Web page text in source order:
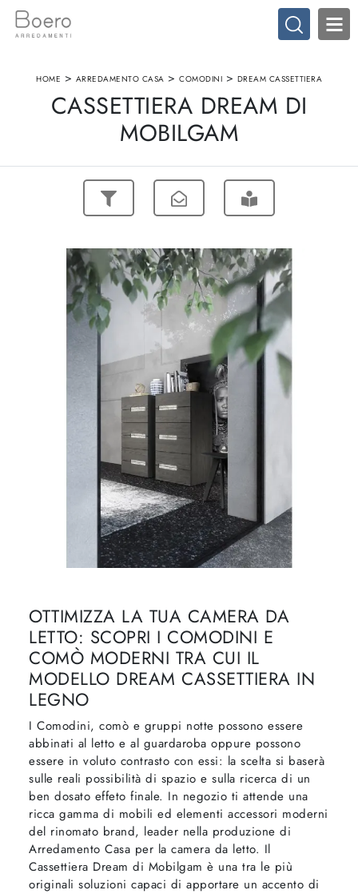
HOME > ARREDAMENTO CASA > COMODINI > DREAM CASSETTIERA
CASSETTIERA DREAM DI
MOBILGAM
OTTIMIZZA LA TUA CAMERA DA
LETTO: SCOPRI I COMODINI E
COMÒ MODERNI TRA CUI IL
MODELLO DREAM CASSETTIERA IN
LEGNO
I Comodini, comò e gruppi notte possono essere
abbinati al letto e al guardaroba oppure possono
essere in voluto contrasto con essi: la scelta si baserà
sulle reali possibilità di spazio e sulla ricerca di un
ben dosato effeto finale. In negozio ti attende una
ricca gamma di mobili ed elementi accessori moderni
del rinomato brand, leader nella produzione di
Arredamento Casa per la camera da letto. Il
Cassettiera Dream di Mobilgam è una tra le più
originali soluzioni capaci di apportare un accento di